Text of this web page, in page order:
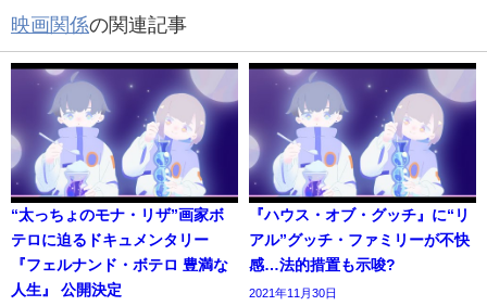
映画関係の関連記事
“太っちょのモナ・リザ”画家ボ
テロに迫るドキュメンタリー
『フェルナンド・ボテロ 豊満な
人生』 公開決定
『ハウス・オブ・グッチ』に“リ
アル”グッチ・ファミリーが不快
感…法的措置も示唆?
2021年11月30日